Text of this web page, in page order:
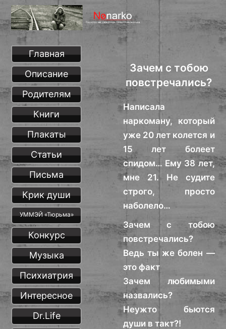
Зачем с тобою
повстречались?
Написала
наркоману, который
уже 20 лет колется и
15 лет болеет
спидом… Ему 38 лет,
мне 21. Не судите
строго, просто
наболело…
Зачем с тобою
повстречались?
Ведь ты же болен —
это факт
Зачем любимыми
назвались?
Неужто бьются
души в такт?!
Главная
Описание
Родителям
Книги
Плакаты
Статьи
Письма
Крик души
УММЭЙ «Тюрьма»
Конкурс
Музыка
Психиатрия
Интересное
Dr.Life